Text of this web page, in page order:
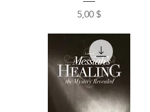
Цена
5,00 $